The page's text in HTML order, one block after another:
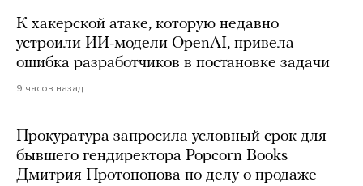
К хакерской атаке, которую недавно
устроили ИИ-модели OpenAI, привела
ошибка разработчиков в постановке задачи
9 часов назад
Прокуратура запросила условный срок для
бывшего гендиректора Popcorn Books
Дмитрия Протопопова по делу о продаже